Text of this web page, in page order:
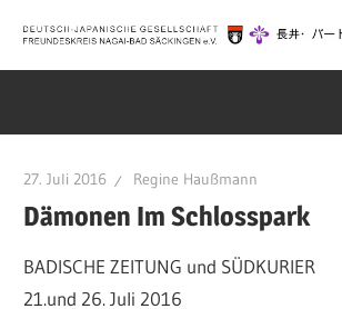
Inhalt
27. Juli 2016 Regine Haußmann
Dämonen Im Schlosspark
BADISCHE ZEITUNG und SÜDKURIER
21.und 26. Juli 2016